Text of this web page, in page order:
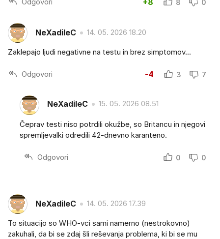
+8 8 0
NeXadileC 14. 05. 2026 18.20
Zaklepajo ljudi negativne na testu in brez simptomov...
Odgovori -4 3 7
NeXadileC 15. 05. 2026 08.51
Čeprav testi niso potrdili okužbe, so Britancu in njegovi
spremljevalki odredili 42-dnevno karanteno.
Odgovori 0 0
NeXadileC 14. 05. 2026 17.39
To situacijo so WHO-vci sami namerno (nestrokovno)
zakuhali, da bi se zdaj šli reševanja problema, ki bi se mu